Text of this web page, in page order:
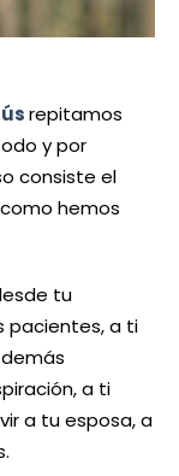
repitamos
y por
consiste el
hemos
tu
pacientes, a ti
a ti
a tu esposa, a